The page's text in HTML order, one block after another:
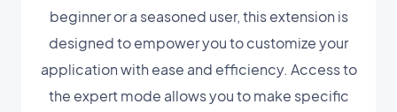
beginner or a seasoned user, this extension is
designed to empower you to customize your
application with ease and efficiency. Access to
the expert mode allows you to make specific